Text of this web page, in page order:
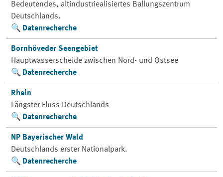
Bedeutendes, altindustriealisiertes Ballungszentrum
Deutschlands.
Datenrecherche
Bornhöveder Seengebiet
Hauptwasserscheide zwischen Nord- und Ostsee
Datenrecherche
Rhein
Längster Fluss Deutschlands
Datenrecherche
NP Bayerischer Wald
Deutschlands erster Nationalpark.
Datenrecherche